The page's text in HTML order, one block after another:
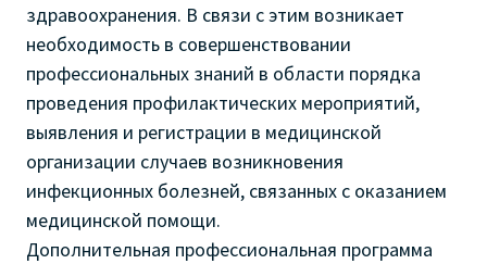
здравоохранения. В связи с этим возникает
необходимость в совершенствовании
профессиональных знаний в области порядка
проведения профилактических мероприятий,
выявления и регистрации в медицинской
организации случаев возникновения
инфекционных болезней, связанных с оказанием
медицинской помощи.
Дополнительная профессиональная программа